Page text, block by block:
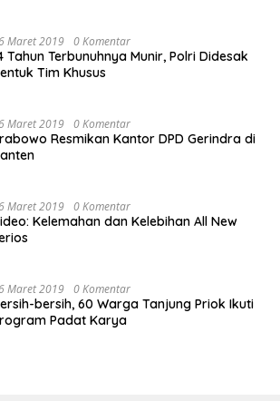
Maret 2019 0 Komentar
Tahun Terbunuhnya Munir, Polri Didesak
Tim Khusus
Maret 2019 0 Komentar
Resmikan Kantor DPD Gerindra di
Maret 2019 0 Komentar
Kelemahan dan Kelebihan All New
Maret 2019 0 Komentar
bersih, 60 Warga Tanjung Priok Ikuti
Padat Karya